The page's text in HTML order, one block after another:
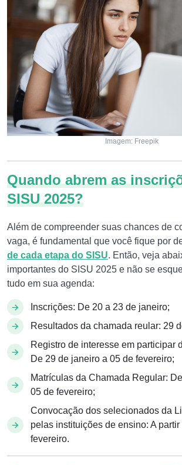
Imagem: Freepik
Quando abrem as
SISU 2025?
Além de compreender suas chances de
vaga, é fundamental que você fique por
de cada etapa do SISU. Então, veja
importantes do SISU 2025 e não se
tudo em sua agenda:
Inscrições: De 20 a 23 de janeiro;
Resultados da chamada reular: 29
Registro de interesse em participar
De 29 de janeiro a 05 de fevereiro;
Matrículas da Chamada Regular:
05 de fevereiro;
Convocação dos selecionados da
pelas instituições de ensino: A
fevereiro.